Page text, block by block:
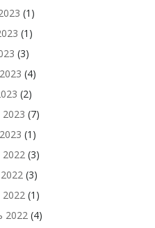
(1)
(1)
(3)
(4)
(2)
(7)
(1)
(3)
(3)
(1)
2022(4)